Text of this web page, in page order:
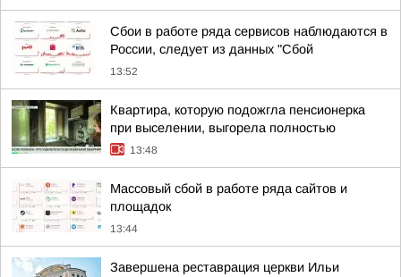
Сбои в работе ряда сервисов наблюдаются в
России, следует из данных "Сбой
13:52
Квартира, которую подожгла пенсионерка
при выселении, выгорела полностью
13:48
Массовый сбой в работе ряда сайтов и
площадок
13:44
Завершена реставрация церкви Ильи